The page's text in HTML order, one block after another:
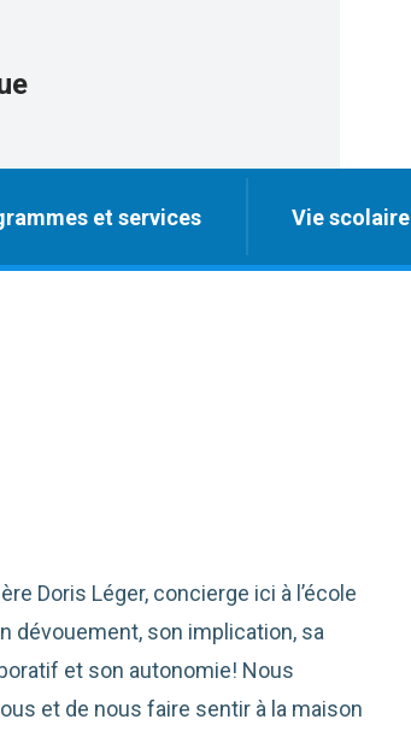
et services Vie scolaire
Doris Léger, concierge ici à l’école
dévouement, son implication, sa
et son autonomie! Nous
et de nous faire sentir à la maison